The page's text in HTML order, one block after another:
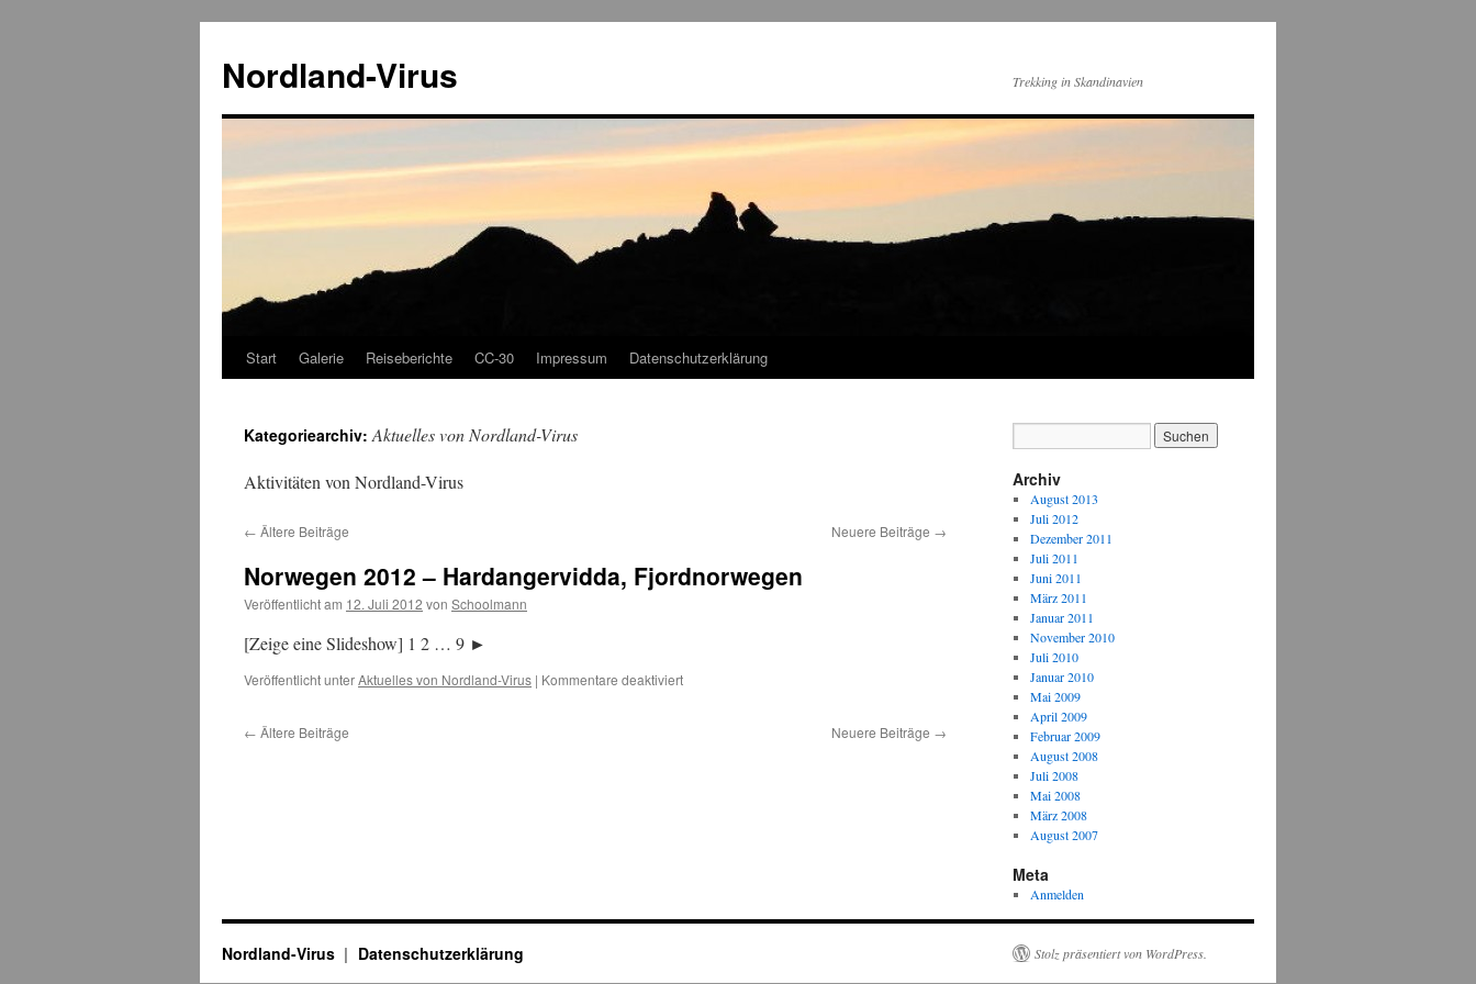
springen
Nordland-Virus Trekking in Skandinavien
Start Galerie Reiseberichte CC-30 Impressum Datenschutzerklärung
Kategoriearchiv:Aktuelles von Nordland-Virus
Aktivitäten von Nordland-Virus
← Ältere Beiträge Neuere Beiträge →
Norwegen 2012 – Hardangervidda, Fjordnorwegen
Veröffentlicht am 12. Juli 2012 von Schoolmann
[Zeige eine Slideshow] 1 2 … 9 ►
Veröffentlicht unterAktuelles von Nordland-Virus | Kommentare deaktiviertfür
← Ältere Beiträge Neuere Beiträge →
Archiv
August 2013
Juli 2012
Dezember 2011
Juli 2011
Juni 2011
März 2011
Januar 2011
November 2010
Juli 2010
Januar 2010
Mai 2009
April 2009
Februar 2009
August 2008
Juli 2008
Mai 2008
März 2008
August 2007
Meta
Anmelden
Nordland-Virus Datenschutzerklärung Stolz präsentiert von WordPress.